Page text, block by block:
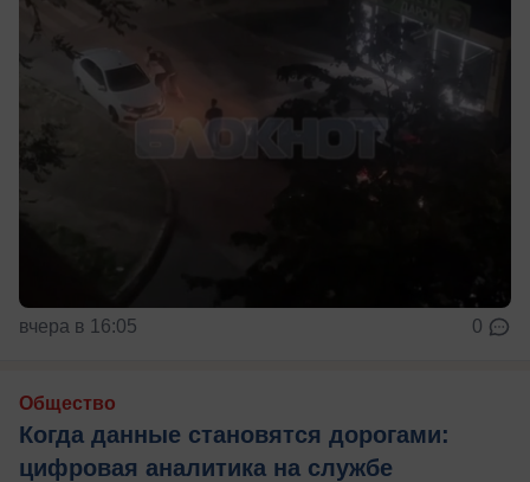
вчера в 16:05 0
Общество
Когда данные становятся дорогами:
цифровая аналитика на службе